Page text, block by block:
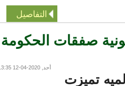
التفاصيل
صفقات الحكومة
تميزت